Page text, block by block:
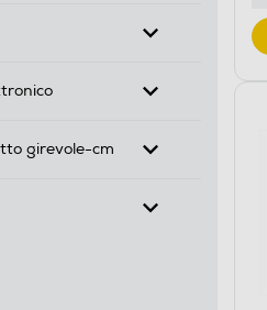
girevole-cm
applicato per Grill: false